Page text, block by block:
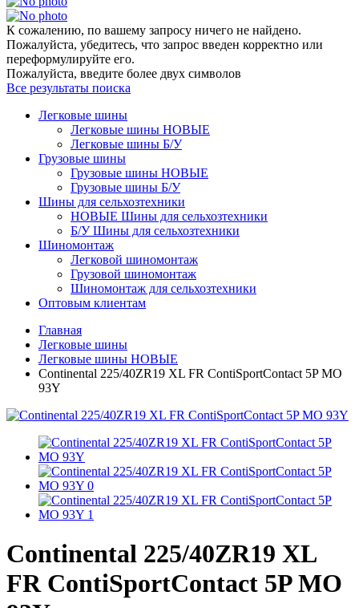
К сожалению, по вашему запросу ничего не найдено.
Пожалуйста, убедитесь, что запрос введен корректно или
переформулируйте его.
Пожалуйста, введите более двух символов
Все результаты поиска
Легковые шины
Легковые шины НОВЫЕ
Легковые шины Б/У
Грузовые шины
Грузовые шины НОВЫЕ
Грузовые шины Б/У
Шины для сельхозтехники
НОВЫЕ Шины для сельхозтехники
Б/У Шины для сельхозтехники
Шиномонтаж
Легковой шиномонтаж
Грузовой шиномонтаж
Шиномонтаж для сельхозтехники
Оптовым клиентам
Главная
Легковые шины
Легковые шины НОВЫЕ
Continental 225/40ZR19 XL FR ContiSportContact 5P MO
93Y
Continental 225/40ZR19 XL
FR ContiSportContact 5P MO